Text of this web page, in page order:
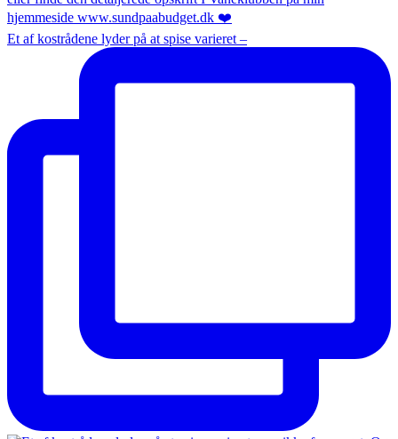
Et af kostrådene lyder på at spise varieret –